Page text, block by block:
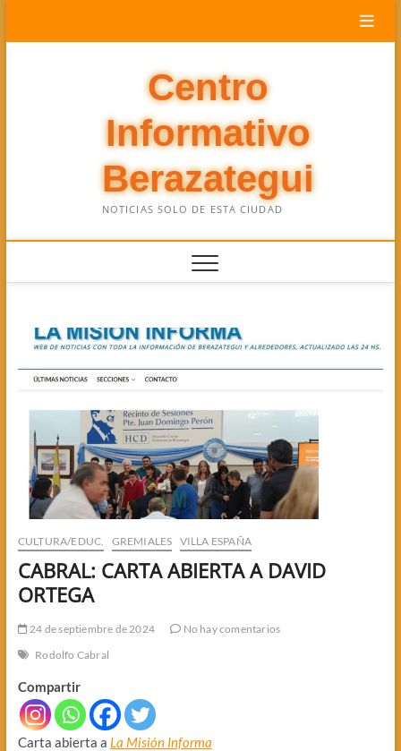
Centro
Informativo
Berazategui
NOTICIAS SOLO DE ESTA CIUDAD
CULTURA/EDUC. GREMIALES VILLA ESPAÑA
CABRAL: CARTA ABIERTA A DAVID
ORTEGA
24 de septiembre de 2024
No hay comentarios
Rodolfo Cabral
Compartir
Carta abierta a La Misión Informa